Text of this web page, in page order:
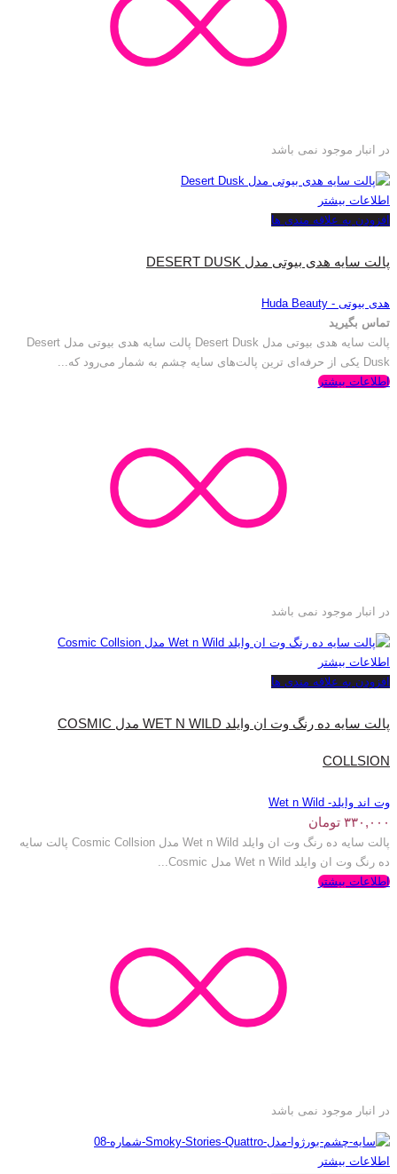
در انبار موجود نمی باشد
اطلاعات بیشتر
افزودن به علاقه مندی ها
پالت سایه هدی بیوتی مدل DESERT DUSK
هدی بیوتی - Huda Beauty
تماس بگیرید
پالت سایه هدی بیوتی مدل Desert Dusk پالت سایه هدی بیوتی مدل Desert
Dusk یکی از حرفه‌ای ترین پالت‌های سایه چشم به شمار می‌رود که...
اطلاعات بیشتر
در انبار موجود نمی باشد
اطلاعات بیشتر
افزودن به علاقه مندی ها
پالت سایه ده رنگ وت ان وایلد WET N WILD مدل COSMIC
COLLSION
وت اند وایلد- Wet n Wild
۳۳۰,۰۰۰ تومان
پالت سایه ده رنگ وت ان وایلد Wet n Wild مدل Cosmic Collsion پالت سایه
ده رنگ وت ان وایلد Wet n Wild مدل Cosmic...
اطلاعات بیشتر
در انبار موجود نمی باشد
اطلاعات بیشتر